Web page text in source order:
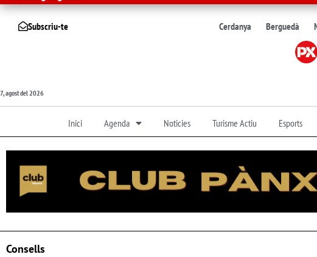
Subscriu-te Cerdanya Berguedà
7, agost del 2026
Inici Agenda Noticies Turisme Actiu Esports
Consells